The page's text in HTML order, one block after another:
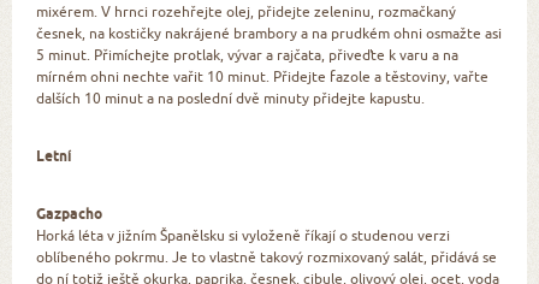
mixérem. V hrnci rozehřejte olej, přidejte zeleninu, rozmačkaný
česnek, na kostičky nakrájené brambory a na prudkém ohni osmažte asi
5 minut. Přimíchejte protlak, vývar a rajčata, přiveďte k varu a na
mírném ohni nechte vařit 10 minut. Přidejte fazole a těstoviny, vařte
dalších 10 minut a na poslední dvě minuty přidejte kapustu.
Letní
Gazpacho
Horká léta v jižním Španělsku si vyloženě říkají o studenou verzi
oblíbeného pokrmu. Je to vlastně takový rozmixovaný salát, přidává se
do ní totiž ještě okurka, paprika, česnek, cibule, olivový olej, ocet, voda